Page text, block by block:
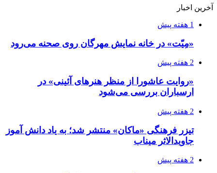
آخرین اخبار
1 هفته پیش
«مِیّت» در خانه نمایش مهرگان روی صحنه می‌رود
2 هفته پیش
«روایت عاشورا از منظر هنرهای آئینی» در
ارسباران بررسی می‌شود
2 هفته پیش
تیزر فرهنگی «ماکان» منتشر شد؛ به یاد دانش آموز
جاویدالاثر میناب
2 هفته پیش